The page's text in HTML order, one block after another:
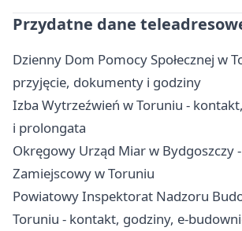
Przydatne dane
Dzienny Dom Pomocy Społecznej w
przyjęcie, dokumenty i godziny
Izba Wytrzeźwień w Toruniu -
i prolongata
Okręgowy Urząd Miar w Bydgoszczy -
Zamiejscowy w Toruniu
Powiatowy Inspektorat Nadzoru
Toruniu - kontakt, godziny, e-